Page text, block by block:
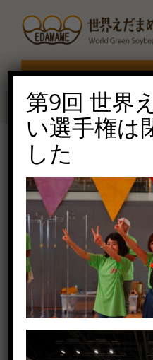
content
選手権TOP
選手権について
えだまめmarche
ルール説明
ご協賛受付
お問い合せ
2019-36
2020年7月7日（火）
第9回 世界
い選手権は
した